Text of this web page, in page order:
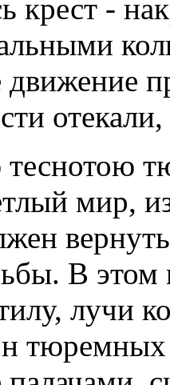
крест -
движение
мир,
В
лучи
тюремных